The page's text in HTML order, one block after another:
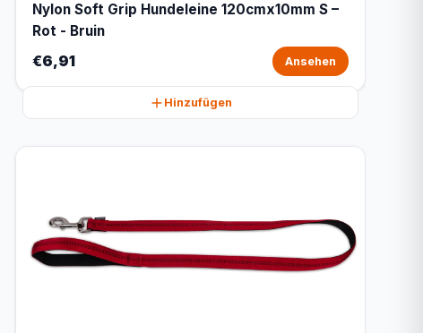
Nylon Soft Grip Hundeleine 120cmx10mm S –
Rot - Bruin
€6,91 Ansehen
Hinzufügen